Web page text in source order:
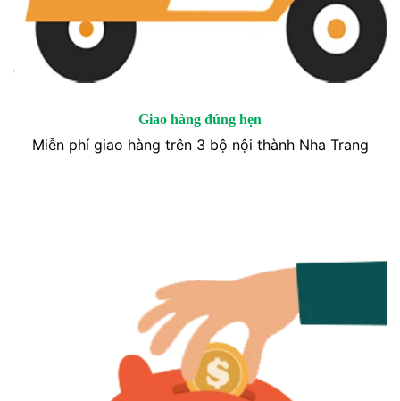
Giao hàng đúng hẹn
Miễn phí giao hàng trên 3 bộ nội thành Nha Trang